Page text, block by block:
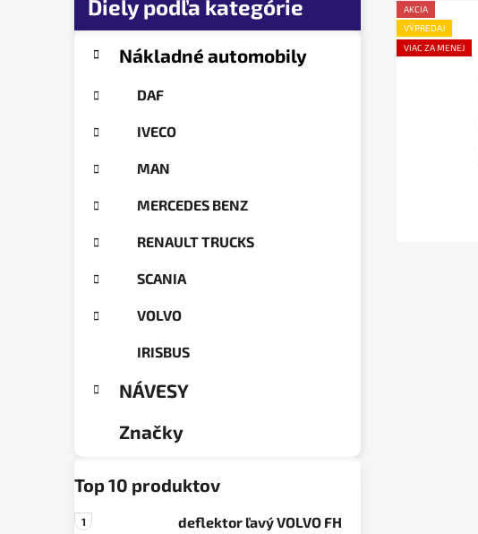
kategórieNákladné automobily
DAF
IVECO
MAN
MERCEDES BENZ
RENAULT TRUCKS
SCANIA
VOLVO
IRISBUS
NÁVESY
Značky
Top 10 produktov
deflektor ľavý VOLVO FH
AKCIA
VÝPREDAJ
VIAC ZA MENEJ